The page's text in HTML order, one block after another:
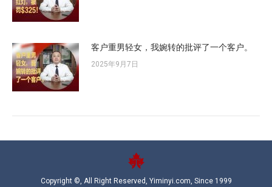
客户重男轻女，我婉转的批评了一个客户。
2025年9月7日
Copyright ©, All Right Reserved, Yiminyi.com, Since 1999